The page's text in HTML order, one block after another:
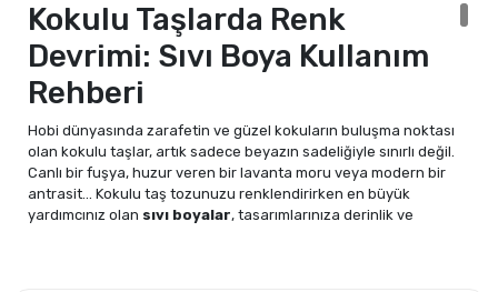
Kokulu Taşlarda Renk
Devrimi: Sıvı Boya Kullanım
Rehberi
Hobi dünyasında zarafetin ve güzel kokuların buluşma noktası
olan kokulu taşlar, artık sadece beyazın sadeliğiyle sınırlı değil.
Canlı bir fuşya, huzur veren bir lavanta moru veya modern bir
antrasit... Kokulu taş tozunuzu renklendirirken en büyük
yardımcınız olan sıvı boyalar, tasarımlarınıza derinlik ve